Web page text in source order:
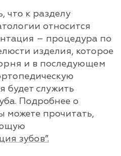
что к разделу
относится
– процедура по
изделия, которое
и в последующем
будет служить
Подробнее о
можете прочитать,
зубов”.